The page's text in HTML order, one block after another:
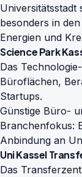
Universitätsstadt
besonders in
Energien und
Science Park
Das
Büroflächen,
Startups.
Günstige Büro-
Branchenfokus:
Anbindung an
Uni Kassel
Das